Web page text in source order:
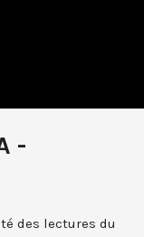
-
des lectures du